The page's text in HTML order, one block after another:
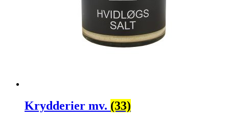
Krydderier mv. (33)